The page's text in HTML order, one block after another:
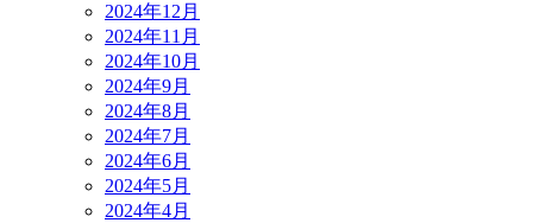
2024年12月
2024年11月
2024年10月
2024年9月
2024年8月
2024年7月
2024年6月
2024年5月
2024年4月